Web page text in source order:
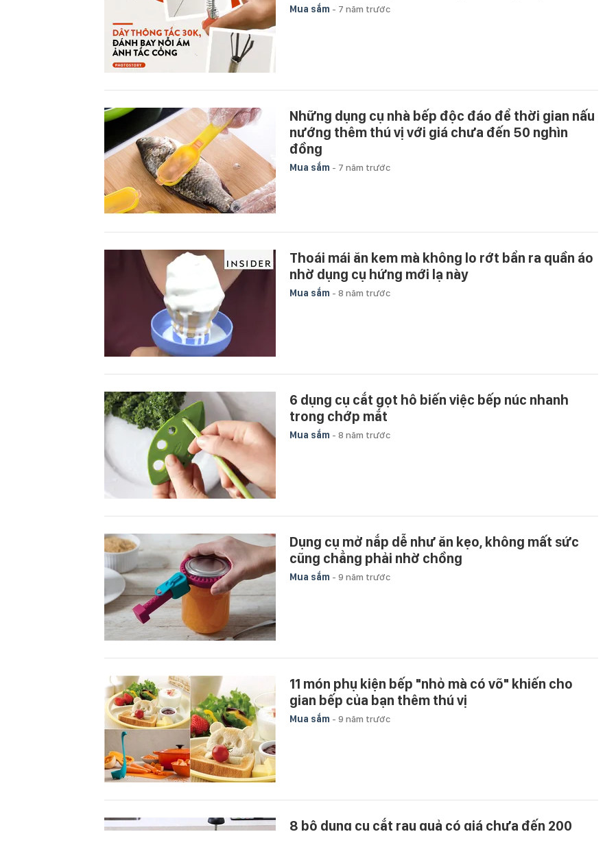
Mua sắm - 7 năm trước
Những dụng cụ nhà bếp độc đáo để thời gian nấu
nướng thêm thú vị với giá chưa đến 50 nghìn
đồng
Mua sắm - 7 năm trước
Thoái mái ăn kem mà không lo rớt bẩn ra quần áo
nhờ dụng cụ hứng mới lạ này
Mua sắm - 8 năm trước
6 dụng cụ cắt gọt hô biến việc bếp núc nhanh
trong chớp mắt
Mua sắm - 8 năm trước
Dụng cụ mở nắp dễ như ăn kẹo, không mất sức
cũng chẳng phải nhờ chồng
Mua sắm - 9 năm trước
11 món phụ kiện bếp "nhỏ mà có võ" khiến cho
gian bếp của bạn thêm thú vị
Mua sắm - 9 năm trước
8 bộ dụng cụ cắt rau quả có giá chưa đến 200